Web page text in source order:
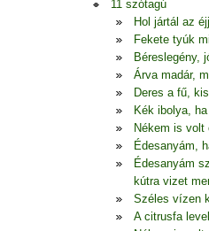
11 szótagú
Hol jártál az
Fekete tyúk
Béreslegény,
Árva madár,
Deres a fű,
Kék ibolya,
Nékem is volt
Édesanyám,
Édesanyám
kútra vizet
Széles vízen
A citrusfa